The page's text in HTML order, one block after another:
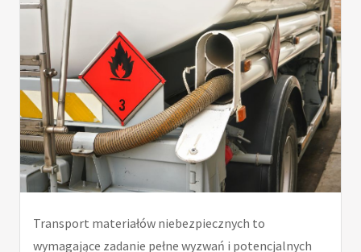
Transport materiałów niebezpiecznych to
wymagające zadanie pełne wyzwań i potencjalnych